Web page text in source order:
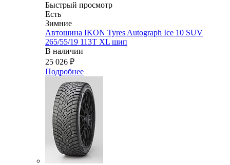
Быстрый просмотр
Есть
Зимние
Автошина IKON Tyres Autograph Ice 10 SUV
265/55/19 113T XL шип
В наличии
25 026 ₽
Подробнее